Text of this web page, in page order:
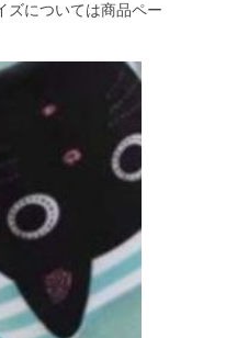
ズについては商品ペー